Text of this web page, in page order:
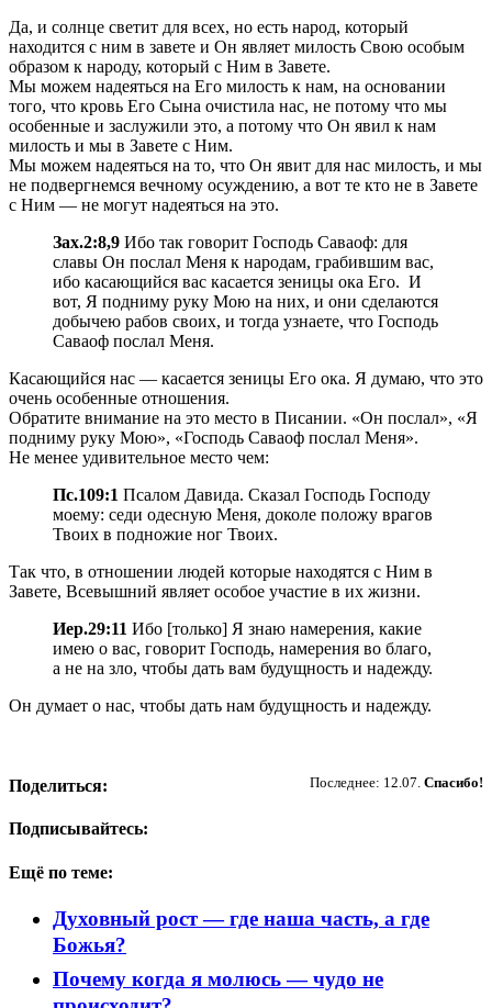
Да, и солнце светит для всех, но есть народ, который
находится с ним в завете и Он являет милость Свою особым
образом к народу, который с Ним в Завете.
Мы можем надеяться на Его милость к нам, на основании
того, что кровь Его Сына очистила нас, не потому что мы
особенные и заслужили это, а потому что Он явил к нам
милость и мы в Завете с Ним.
Мы можем надеяться на то, что Он явит для нас милость, и мы
не подвергнемся вечному осуждению, а вот те кто не в Завете
с Ним — не могут надеяться на это.
Зах.2:8,9 Ибо так говорит Господь Саваоф: для
славы Он послал Меня к народам, грабившим вас,
ибо касающийся вас касается зеницы ока Его. И
вот, Я подниму руку Мою на них, и они сделаются
добычею рабов своих, и тогда узнаете, что Господь
Саваоф послал Меня.
Касающийся нас — касается зеницы Его ока. Я думаю, что это
очень особенные отношения.
Обратите внимание на это место в Писании. «Он послал», «Я
подниму руку Мою», «Господь Саваоф послал Меня».
Не менее удивительное место чем:
Пс.109:1 Псалом Давида. Сказал Господь Господу
моему: седи одесную Меня, доколе положу врагов
Твоих в подножие ног Твоих.
Так что, в отношении людей которые находятся с Ним в
Завете, Всевышний являет особое участие в их жизни.
Иер.29:11 Ибо [только] Я знаю намерения, какие
имею о вас, говорит Господь, намерения во благо,
а не на зло, чтобы дать вам будущность и надежду.
Он думает о нас, чтобы дать нам будущность и надежду.
Последнее: 12.07. Спасибо!
Поделиться:
Подписывайтесь:
Ещё по теме:
Духовный рост — где наша часть, а где
Божья?
Почему когда я молюсь — чудо не